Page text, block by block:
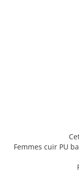
Femmes cuir PU